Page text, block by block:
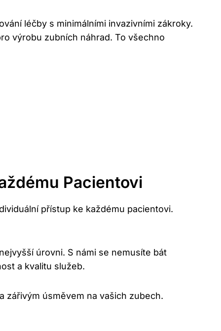
léčby s minimálními invazivními zákroky.
výrobu zubních náhrad. To všechno
Pacientovi
přístup ke každému pacientovi.
úrovni. S námi se nemusíte bát
a kvalitu služeb.
zářivým úsměvem na vašich zubech.